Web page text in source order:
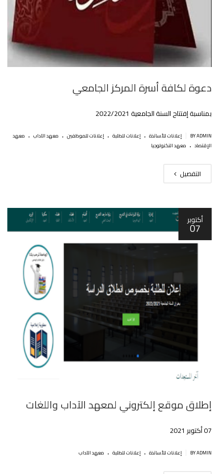
دعوة لكافة أسرة المركز الجامعي‎‎
بمناسبة إفتتاح السنة الجامعية 2022/2021
BY ADMIN إعلانات للأساتذة . إعلانات للطلبة . إعلانات للموظفين . معهد الآداب . معهد
الإقتصاد . معهد التكنولوجيا
التفصيل
أكتوبر
07
إطلاق موقع إلكتروني لمعهد اﻵداب واللغات
07 أكتوبر 2021
BY ADMIN إعلانات للأساتذة . إعلانات للطلبة . معهد الآداب